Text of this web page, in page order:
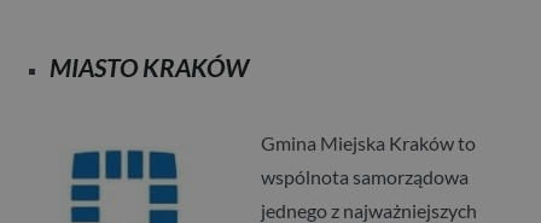
MIASTO KRAKÓW
Gmina Miejska Kraków to
wspólnota samorządowa
jednego z najważniejszych